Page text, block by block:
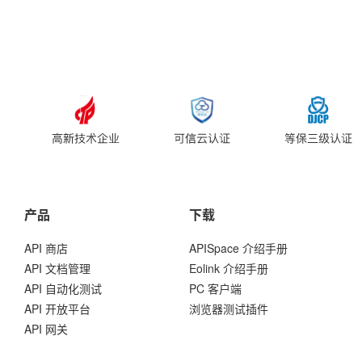
产品
API 商店
API 文档管理
API 自动化测试
API 开放平台
API 网关
下载
APISpace 介绍手册
Eolink 介绍手册
PC 客户端
浏览器测试插件